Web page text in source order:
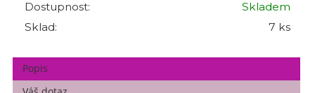
Dostupnost:
Skladem
Sklad:
7 ks
Popis